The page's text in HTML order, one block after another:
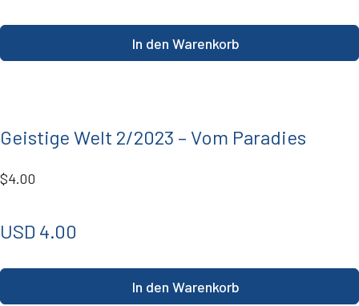
In den Warenkorb
Geistige Welt 2/2023 – Vom Paradies
$4.00
USD 4.00
In den Warenkorb